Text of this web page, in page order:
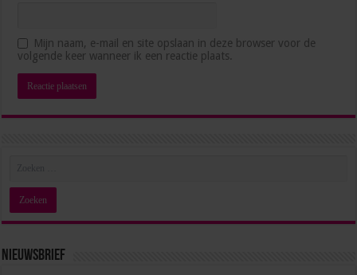
zonder jezelf voorbij te lopen?
juli 1, 2026
Mijn naam, e-mail en site opslaan in deze browser voor de
volgende keer wanneer ik een reactie plaats.
Nieuwsbrief